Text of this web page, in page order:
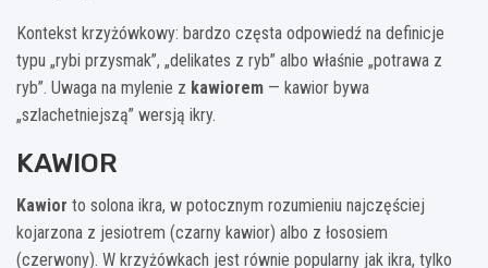
Kontekst krzyżówkowy: bardzo częsta odpowiedź na definicje
typu „rybi przysmak”, „delikates z ryb” albo właśnie „potrawa z
ryb”. Uwaga na mylenie z kawiorem — kawior bywa
„szlachetniejszą” wersją ikry.
KAWIOR
Kawior to solona ikra, w potocznym rozumieniu najczęściej
kojarzona z jesiotrem (czarny kawior) albo z łososiem
(czerwony). W krzyżówkach jest równie popularny jak ikra, tylko